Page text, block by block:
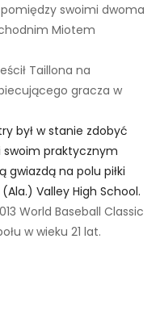
swoimi dwoma
Miotem
Taillona na
gracza w
był w stanie zdobyć
swoim praktycznym
na polu piłki
Valley High School.
World Baseball Classic
w wieku 21 lat.